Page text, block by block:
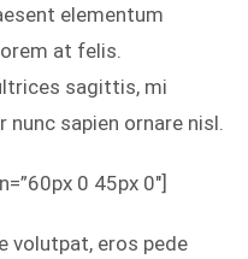
elementum
at felis.
sagittis, mi
nunc sapien ornare nisl.
0 45px 0″]
volutpat, eros pede